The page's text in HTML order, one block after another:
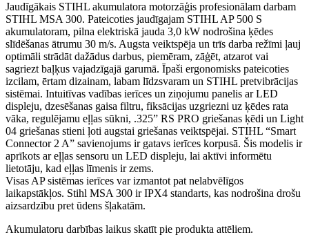
Jaudīgākais STIHL akumulatora motorzāģis profesionālam darbam
STIHL MSA 300. Pateicoties jaudīgajam STIHL AP 500 S
akumulatoram, pilna elektriskā jauda 3,0 kW nodrošina ķēdes
slīdēšanas ātrumu 30 m/s. Augsta veiktspēja un trīs darba režīmi ļauj
optimāli strādāt dažādus darbus, piemēram, zāģēt, atzarot vai
sagriezt baļķus vajadzīgajā garumā. Īpaši ergonomisks pateicoties
izcilam, ērtam dizainam, labam līdzsvaram un STIHL pretvibrācijas
sistēmai. Intuitīvas vadības ierīces un ziņojumu panelis ar LED
displeju, dzesēšanas gaisa filtru, fiksācijas uzgriezni uz ķēdes rata
vāka, regulējamu eļļas sūkni, .325” RS PRO griešanas ķēdi un Light
04 griešanas stieni ļoti augstai griešanas veiktspējai. STIHL “Smart
Connector 2 A” savienojums ir gatavs ierīces korpusā. Šis modelis ir
aprīkots ar eļļas sensoru un LED displeju, lai aktīvi informētu
lietotāju, kad eļļas līmenis ir zems.
Visas AP sistēmas ierīces var izmantot pat nelabvēlīgos
laikapstākļos. Stihl MSA 300 ir IPX4 standarts, kas nodrošina drošu
aizsardzību pret ūdens šļakatām.
Akumulatoru darbības laikus skatīt pie produkta attēliem.